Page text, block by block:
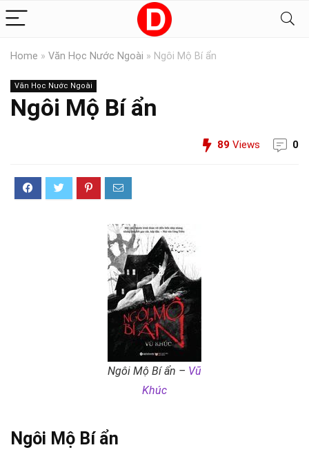
Home » Văn Học Nước Ngoài » Ngôi Mộ Bí ẩn
Văn Học Nước Ngoài
Ngôi Mộ Bí ẩn
89 Views 0
Ngôi Mộ Bí ẩn – Vũ
Khúc
Ngôi Mộ Bí ẩn